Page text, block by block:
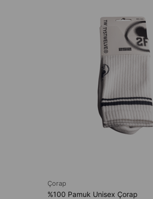
Çorap
%100 Pamuk Unisex Çorap